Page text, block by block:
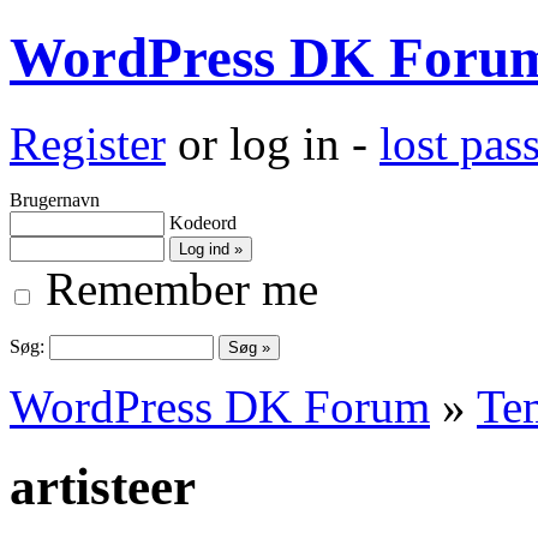
WordPress DK
Register or log in - lost
Brugernavn
Kodeord
Remember me
Søg:
WordPress DK Forum »
artisteer